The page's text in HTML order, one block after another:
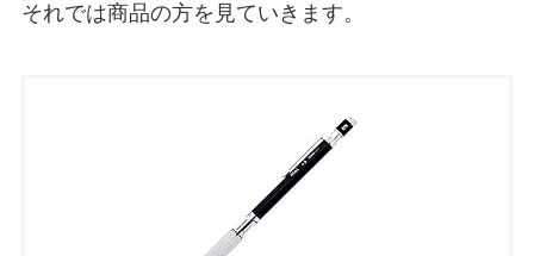
それでは商品の方を見ていきます。